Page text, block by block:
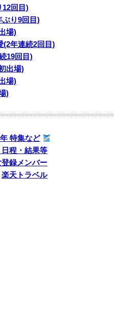
12回目)
ぶり9回目)
場)
(2年連続2回目)
19回目)
出場)
場)
)
特集など
日程・結果等
録メンバー
楽天トラベル